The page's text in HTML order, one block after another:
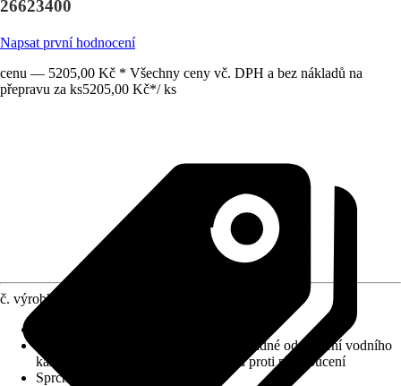
26623400
Napsat první hodnocení
cenu — 5205,00 Kč * Všechny ceny vč. DPH a bez nákladů na
přepravu za ks5205,00 Kč*/ ks
č. výrobku
Sprchová tyč Ø 22 mm, Snadné odstranění vodního
kamene, Sprchová hadice s pojistkou proti překroucení
Sprchová tyč - délka